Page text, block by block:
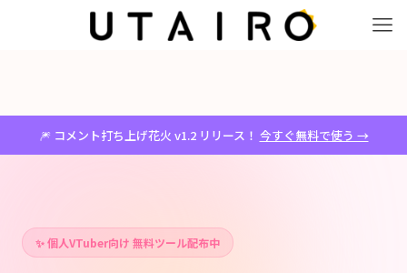
🎆 コメント打ち上げ花火 v1.2 リリース！ 今すぐ無料で使う →
✨ 個人VTuber向け 無料ツール配布中